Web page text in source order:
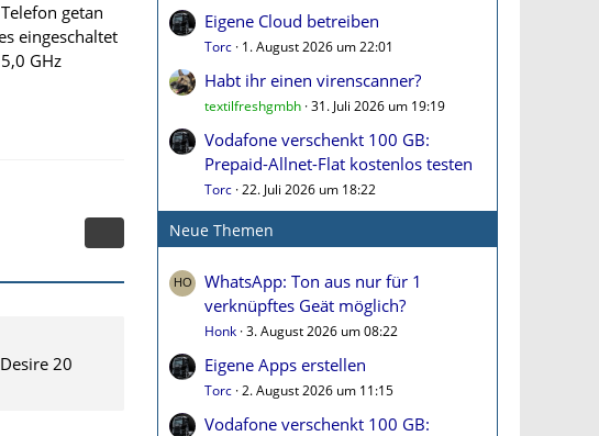
getan
eingeschaltet
GHz
20
Eigene Cloud betreiben
Torc 1. August 2026 um 22:01
Habt ihr einen virenscanner?
textilfreshgmbh 31. Juli 2026 um 19:19
Vodafone verschenkt 100 GB:
Prepaid-Allnet-Flat kostenlos testen
Torc 22. Juli 2026 um 18:22
Neue Themen
WhatsApp: Ton aus nur für 1
verknüpftes Geät möglich?
Honk 3. August 2026 um 08:22
Eigene Apps erstellen
Torc 2. August 2026 um 11:15
Vodafone verschenkt 100 GB: